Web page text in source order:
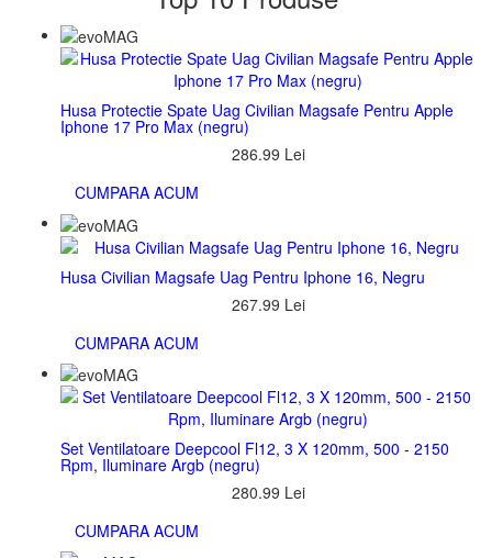
Husa Protectie Spate Uag Civilian Magsafe Pentru Apple
Iphone 17 Pro Max (negru)
286.99 Lei
CUMPARA ACUM
Husa Civilian Magsafe Uag Pentru Iphone 16, Negru
267.99 Lei
CUMPARA ACUM
Set Ventilatoare Deepcool Fl12, 3 X 120mm, 500 - 2150
Rpm, Iluminare Argb (negru)
280.99 Lei
CUMPARA ACUM